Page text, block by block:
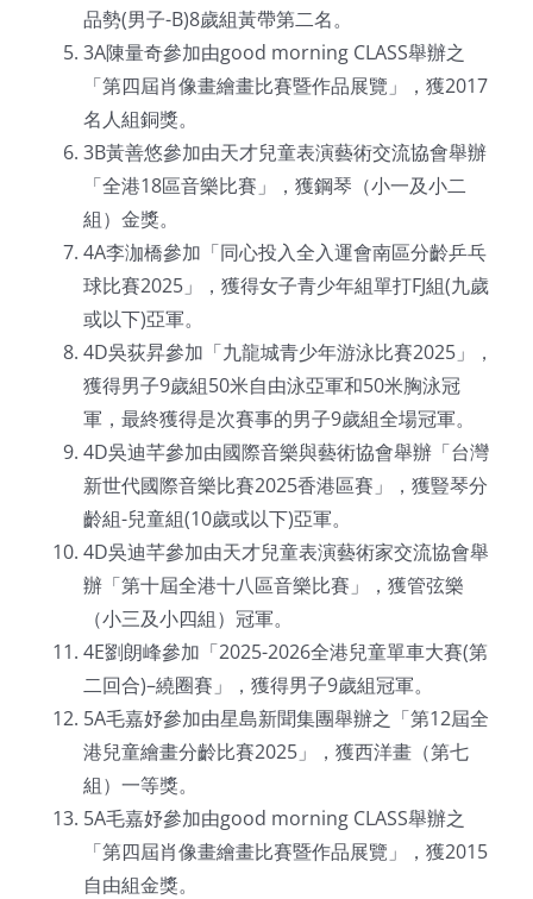
品勢(男子-B)8歲組黃帶第二名。
3A陳量奇參加由good morning CLASS舉辦之
「第四屆肖像畫繪畫比賽暨作品展覽」，獲2017
名人組銅獎。
3B黃善悠參加由天才兒童表演藝術交流協會舉辦
「全港18區音樂比賽」，獲鋼琴（小一及小二
組）金獎。
4A李泇橋參加「同心投入全入運會南區分齡乒乓
球比賽2025」，獲得女子青少年組單打FJ組(九歲
或以下)亞軍。
4D吳荻昇參加「九龍城青少年游泳比賽2025」，
獲得男子9歲組50米自由泳亞軍和50米胸泳冠
軍，最終獲得是次賽事的男子9歲組全場冠軍。
4D吳迪芊參加由國際音樂與藝術協會舉辦「台灣
新世代國際音樂比賽2025香港區賽」，獲豎琴分
齡組-兒童組(10歲或以下)亞軍。
4D吳迪芊參加由天才兒童表演藝術家交流協會舉
辦「第十屆全港十八區音樂比賽」，獲管弦樂
（小三及小四組）冠軍。
4E劉朗峰參加「2025-2026全港兒童單車大賽(第
二回合)–繞圈賽」，獲得男子9歲組冠軍。
5A毛嘉妤參加由星島新聞集團舉辦之「第12屆全
港兒童繪畫分齡比賽2025」，獲西洋畫（第七
組）一等獎。
5A毛嘉妤參加由good morning CLASS舉辦之
「第四屆肖像畫繪畫比賽暨作品展覽」，獲2015
自由組金獎。